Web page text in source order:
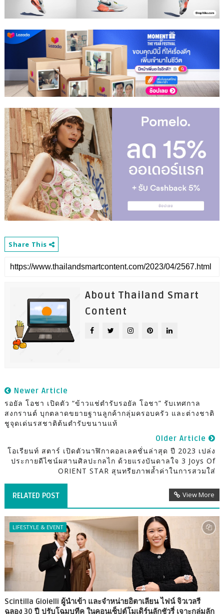
Share This
About Thailand Smart
Content
Newer Article
รอยัล โอชา เปิดตัว “ข้าวแช่ตำรับรอยัล โอชา” รับเทศกาล
สงกรานต์ บุกตลาดขยายฐานลูกค้ากลุ่มครอบครัว และต่างชาติ
ชูจุดเด่นรสชาติต้นตำรับขนานแท้
Older Article
โอเรียนท์ สตาร์ เปิดตัวนาฬิกาคอลเลคชั่นล่าสุด ปี 2023 เปล่ง
ประกายดีไซน์ผสานศิลปะกลไก ด้วยแรงบันดาลใจ 3 Joys Of
ORIENT STAR สุนทรียภาพล้ำค่าในการสวมใส่
RELATED POST View More
LIFESTYLE & EVENT
Scintilla Gioielli ผู้นำเข้า และจำหน่ายอิตาเลียน ไฟน์ จิวเวลรี
ฉลอง 30 ปี ปรับโฉมบูทีค ในคอนเซ็ปต์โมเดิร์นลักชัวรี่ เจาะกลุ่มลัก